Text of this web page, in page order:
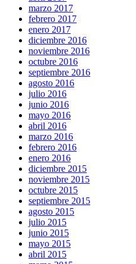
marzo 2017
febrero 2017
enero 2017
diciembre 2016
noviembre 2016
octubre 2016
septiembre 2016
agosto 2016
julio 2016
junio 2016
mayo 2016
abril 2016
marzo 2016
febrero 2016
enero 2016
diciembre 2015
noviembre 2015
octubre 2015
septiembre 2015
agosto 2015
julio 2015
junio 2015
mayo 2015
abril 2015